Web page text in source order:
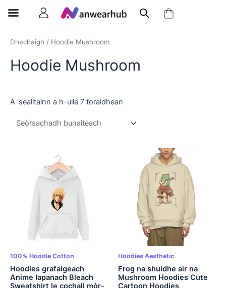
Dhachaigh / Hoodie Mushroom
Hoodie Mushroom
A 'sealltainn a h-uile 7 toraidhean
100% Hoodie Cotton
Hoodies grafaigeach
Anime Iapanach Bleach
Sweatshirt le cochall mòr-
Hoodies Aesthetic
Frog na shuidhe air na
Mushroom Hoodies Cute
Cartoon Hoodies